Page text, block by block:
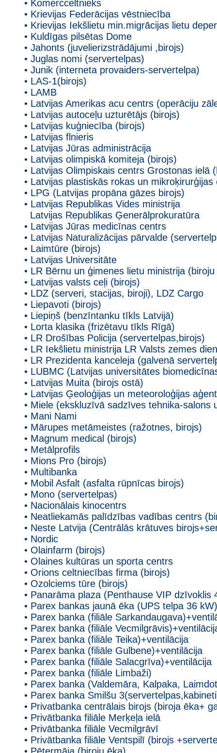
• Komercceltnieks
• Krievijas Federācijas vēstniecība
• Krievijas Iekšlietu min.migrācijas lietu
• Kuldīgas pilsētas Dome
• Jahonts (juvelierizstrādājumi ,birojs)
• Juglas nomi (servertelpas)
• Junik (interneta provaiders-servertelpa)
• LAS-1(birojs)
• LAMB
• Latvijas Amerikas acu centrs (operāciju
• Latvijas autoceļu uzturētājs (birojs)
• Latvijas kuģniecība (birojs)
• Latvijas flnieris
• Latvijas Jūras administrācija
• Latvijas olimpiskā komiteja (birojs)
• Latvijas Olimpiskais centrs Grostonas ielā
• Latvijas plastiskās rokas un
• LPG (Latvijas propāna gāzes birojs)
• Latvijas Republikas Vides ministrija
Latvijas Republikas Ģenerālprokuratūra
• Latvijas Jūras medicīnas centrs
• Latvijas Naturalizācijas pārvalde
• Laimtūre (birojs)
• Latvijas Universitāte
• LR Bērnu un ģimenes lietu ministrija
• Latvijas valsts ceļi (birojs)
• LDZ (serveri, stacijas, biroji), LDZ Cargo
• Liepavoti (birojs)
• Liepiņš (benzīntanku tīkls Latvijā)
• Lorta klasika (frizētavu tīkls Rīgā)
• LR Drošības Policija (servertelpas,birojs)
• LR Iekšlietu ministrija LR Valsts zemes
• LR Prezidenta kanceleja (galvenā
• LUBMC (Latvijas universitātes
• Latvijas Muita (birojs ostā)
• Latvijas Ģeoloģijas un meteoroloģijas
• Miele (ekskluzīvā sadzīves tehnika-salons
• Mani Nami
• Mārupes metāmeistes (ražotnes, birojs)
• Magnum medical (birojs)
• Metālprofils
• Mions Pro (birojs)
• Multibanka
• Mobil Asfalt (asfalta rūpnīcas birojs)
• Mono (servertelpas)
• Nacionālais kinocentrs
• Neatliekamās palīdzības vadības centrs
• Neste Latvija (Centrālās krātuves
• Nordic
• Olainfarm (birojs)
• Olaines kultūras un sporta centrs
• Orions celtniecības firma (birojs)
• Ozolciems tūre (birojs)
• Panarāma plaza (Penthause VIP dzīvoklis
• Parex bankas jaunā ēka (UPS telpa 36 kW)
• Parex banka (filiāle
• Parex banka (filiāle
• Parex banka (filiāle Teika)+ventilācija
• Parex banka (filiāle Gulbene)+ventilācija
• Parex banka (filiāle Salacgrīva)+ventilācija
• Parex banka (filiāle Limbaži)
• Parex banka (Valdemāra, Kalpaka,
• Parex banka Smilšu
• Privatbanka centrālais birojs (biroja ēka+
• Privātbanka filiāle Merķeļa ielā
• Privātbanka filiāle Vecmilgrāvī
• Privātbanka filiāle Ventspilī (birojs